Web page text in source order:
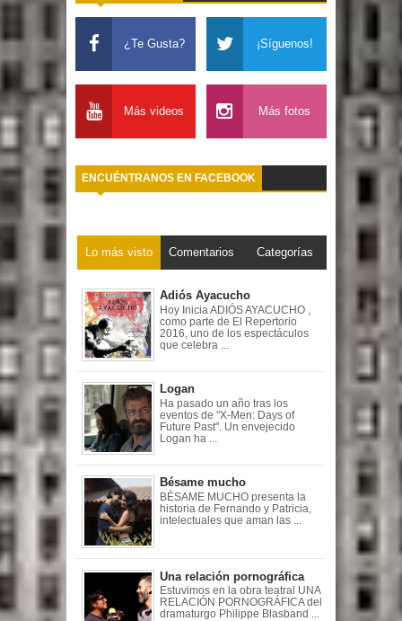
¿Te Gusta? ¡Síguenos!
Más videos Más fotos
ENCUÉNTRANOS EN FACEBOOK
Lo más visto Comentarios Categorías
Adiós Ayacucho
Hoy Inicia ADIÓS AYACUCHO ,
como parte de El Repertorio
2016, uno de los espectáculos
que celebra ...
Logan
Ha pasado un año tras los
eventos de "X-Men: Days of
Future Past". Un envejecido
Logan ha ...
Bésame mucho
BÉSAME MUCHO presenta la
historia de Fernando y Patricia,
intelectuales que aman las ...
Una relación pornográfica
Estuvimos en la obra teatral UNA
RELACIÓN PORNOGRÁFICA del
dramaturgo Philippe Blasband ...